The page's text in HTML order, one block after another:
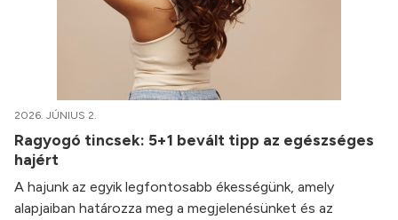
2026. JÚNIUS 2.
Ragyogó tincsek: 5+1 bevált tipp az egészséges
hajért
A hajunk az egyik legfontosabb ékességünk, amely
alapjaiban határozza meg a megjelenésünket és az